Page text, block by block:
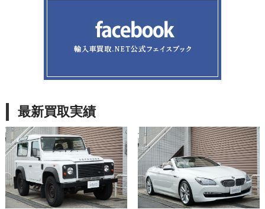
最新買取実績